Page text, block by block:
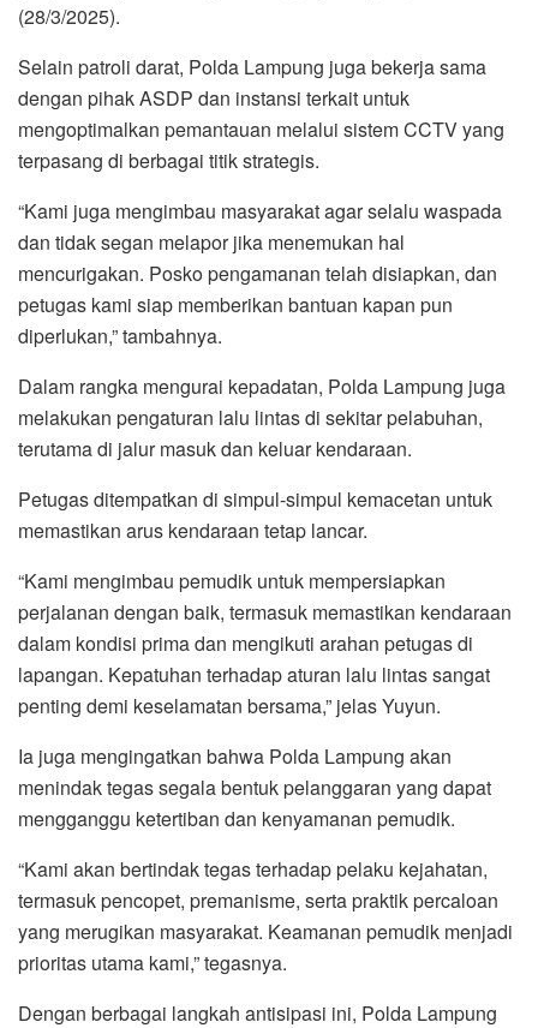
(28/3/2025).
Selain patroli darat, Polda Lampung juga bekerja sama
dengan pihak ASDP dan instansi terkait untuk
mengoptimalkan pemantauan melalui sistem CCTV yang
terpasang di berbagai titik strategis.
“Kami juga mengimbau masyarakat agar selalu waspada
dan tidak segan melapor jika menemukan hal
mencurigakan. Posko pengamanan telah disiapkan, dan
petugas kami siap memberikan bantuan kapan pun
diperlukan,” tambahnya.
Dalam rangka mengurai kepadatan, Polda Lampung juga
melakukan pengaturan lalu lintas di sekitar pelabuhan,
terutama di jalur masuk dan keluar kendaraan.
Petugas ditempatkan di simpul-simpul kemacetan untuk
memastikan arus kendaraan tetap lancar.
“Kami mengimbau pemudik untuk mempersiapkan
perjalanan dengan baik, termasuk memastikan kendaraan
dalam kondisi prima dan mengikuti arahan petugas di
lapangan. Kepatuhan terhadap aturan lalu lintas sangat
penting demi keselamatan bersama,” jelas Yuyun.
Ia juga mengingatkan bahwa Polda Lampung akan
menindak tegas segala bentuk pelanggaran yang dapat
mengganggu ketertiban dan kenyamanan pemudik.
“Kami akan bertindak tegas terhadap pelaku kejahatan,
termasuk pencopet, premanisme, serta praktik percaloan
yang merugikan masyarakat. Keamanan pemudik menjadi
prioritas utama kami,” tegasnya.
Dengan berbagai langkah antisipasi ini, Polda Lampung